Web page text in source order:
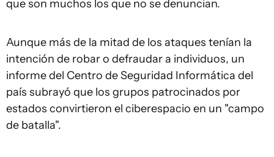
que son muchos los que no se denuncian.
Aunque más de la mitad de los ataques tenían la
intención de robar o defraudar a individuos, un
informe del Centro de Seguridad Informática del
país subrayó que los grupos patrocinados por
estados convirtieron el ciberespacio en un "campo
de batalla".